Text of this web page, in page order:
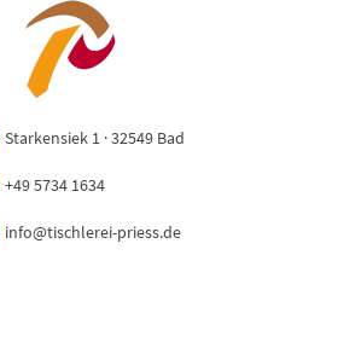
Starkensiek 1 · 32549 Bad
+49 5734 1634
info@tischlerei-priess.de